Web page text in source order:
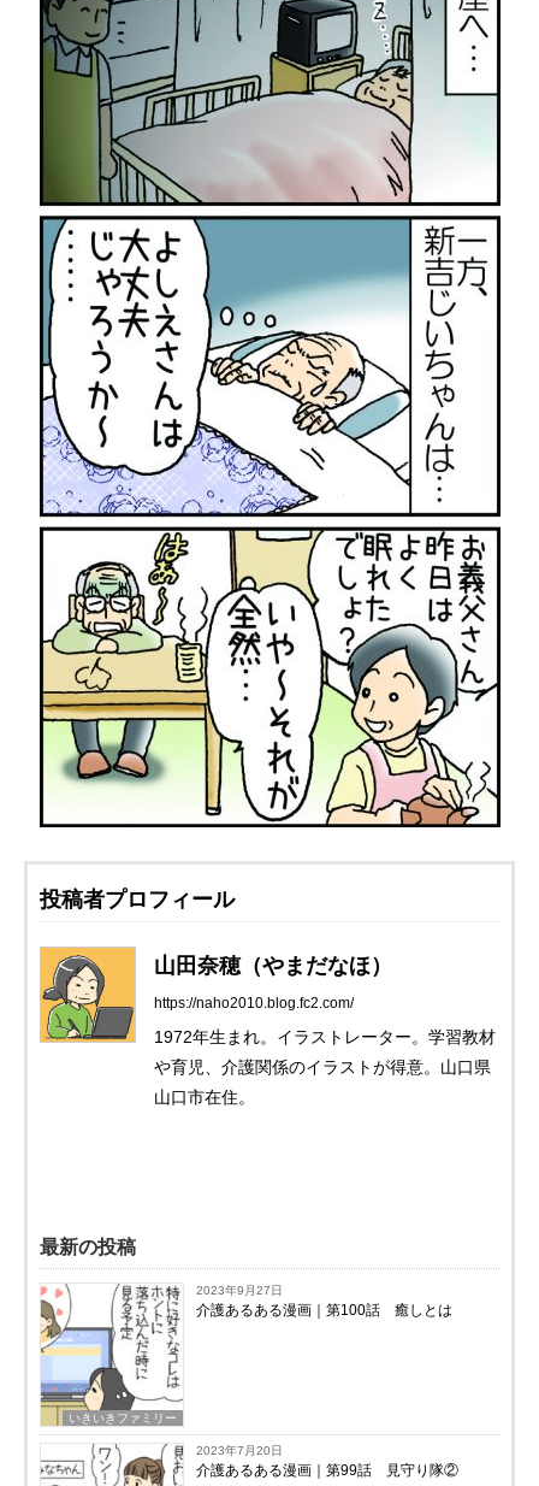
投稿者プロフィール
山田奈穂（やまだなほ）
https://naho2010.blog.fc2.com/
1972年生まれ。イラストレーター。学習教材
や育児、介護関係のイラストが得意。山口県
山口市在住。
最新の投稿
いきいきファミリー
2023年9月27日
介護あるある漫画｜第100話 癒しとは
2023年7月20日
介護あるある漫画｜第99話 見守り隊②